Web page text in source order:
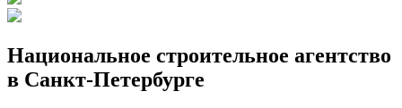
Национальное строительное агентство
в Санкт-Петербурге